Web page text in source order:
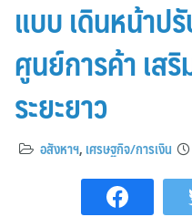
แบบ เดินหน้า
ศูนย์การค้า เส
ระยะยาว
อสังหาฯ, เศรษฐกิจ/การเงิน